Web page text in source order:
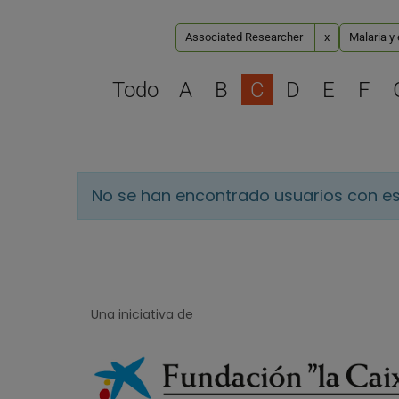
Associated Researcher x Malaria y
Todo A B C D E F
No se han encontrado usuarios con
Una iniciativa de